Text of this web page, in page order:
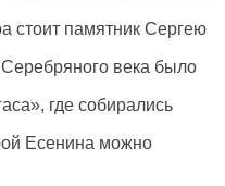
стоит памятник Сергею
века было
где собирались
Есенина можно